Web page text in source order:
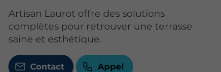
Artisan Laurot offre des solutions
complètes pour retrouver une terrasse
saine et esthétique.
Contact Appel